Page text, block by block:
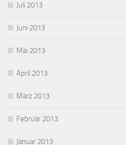
Juli 2013
Juni 2013
Mai 2013
April 2013
März 2013
Februar 2013
Januar 2013